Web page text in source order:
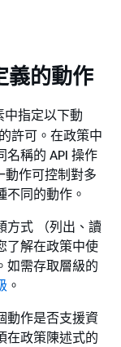
的動作
中指定以下動
許可。在政策中
名稱的 API 操作
動作可控制對多
同的動作。
方式 （列出、讀
了解在政策中使
如需存取層級的
。
動作是否支援資
在政策陳述式的